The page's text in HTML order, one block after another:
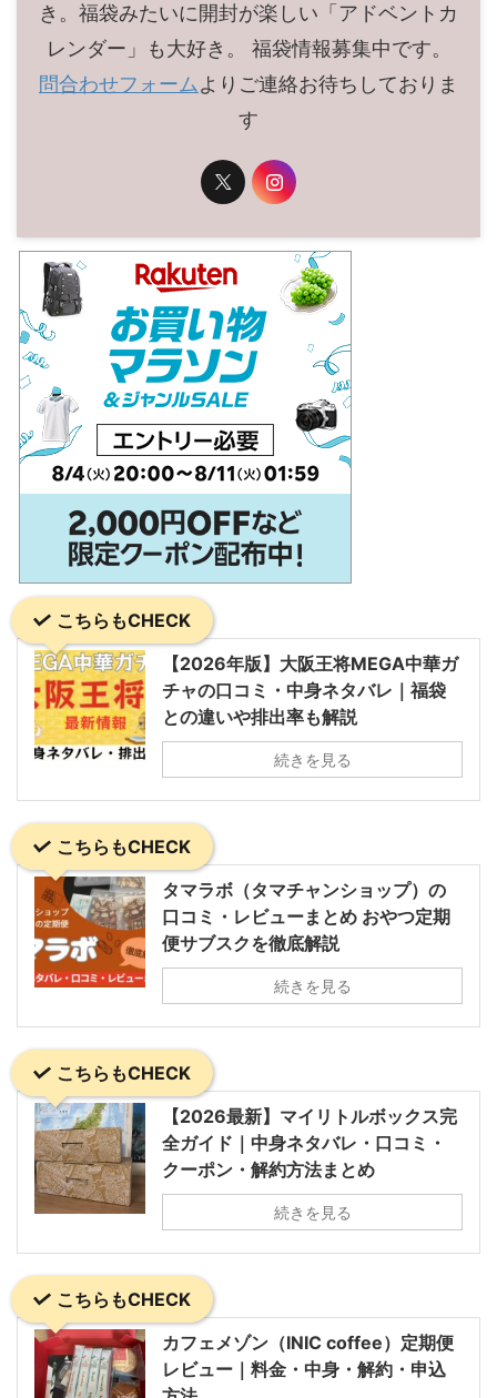
き。福袋みたいに開封が楽しい「アドベントカ
レンダー」も大好き。 福袋情報募集中です。
問合わせフォームよりご連絡お待ちしておりま
す
こちらもCHECK
【2026年版】大阪王将MEGA中華ガ
チャの口コミ・中身ネタバレ｜福袋
との違いや排出率も解説
続きを見る
こちらもCHECK
タマラボ（タマチャンショップ）の
口コミ・レビューまとめ おやつ定期
便サブスクを徹底解説
続きを見る
こちらもCHECK
【2026最新】マイリトルボックス完
全ガイド｜中身ネタバレ・口コミ・
クーポン・解約方法まとめ
続きを見る
こちらもCHECK
カフェメゾン（INIC coffee）定期便
レビュー｜料金・中身・解約・申込